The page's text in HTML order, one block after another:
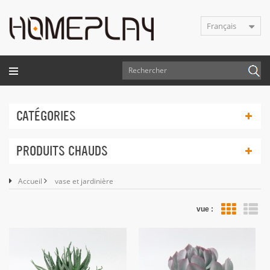
Français
CATÉGORIES
PRODUITS CHAUDS
Accueil vase et jardinière
vue :